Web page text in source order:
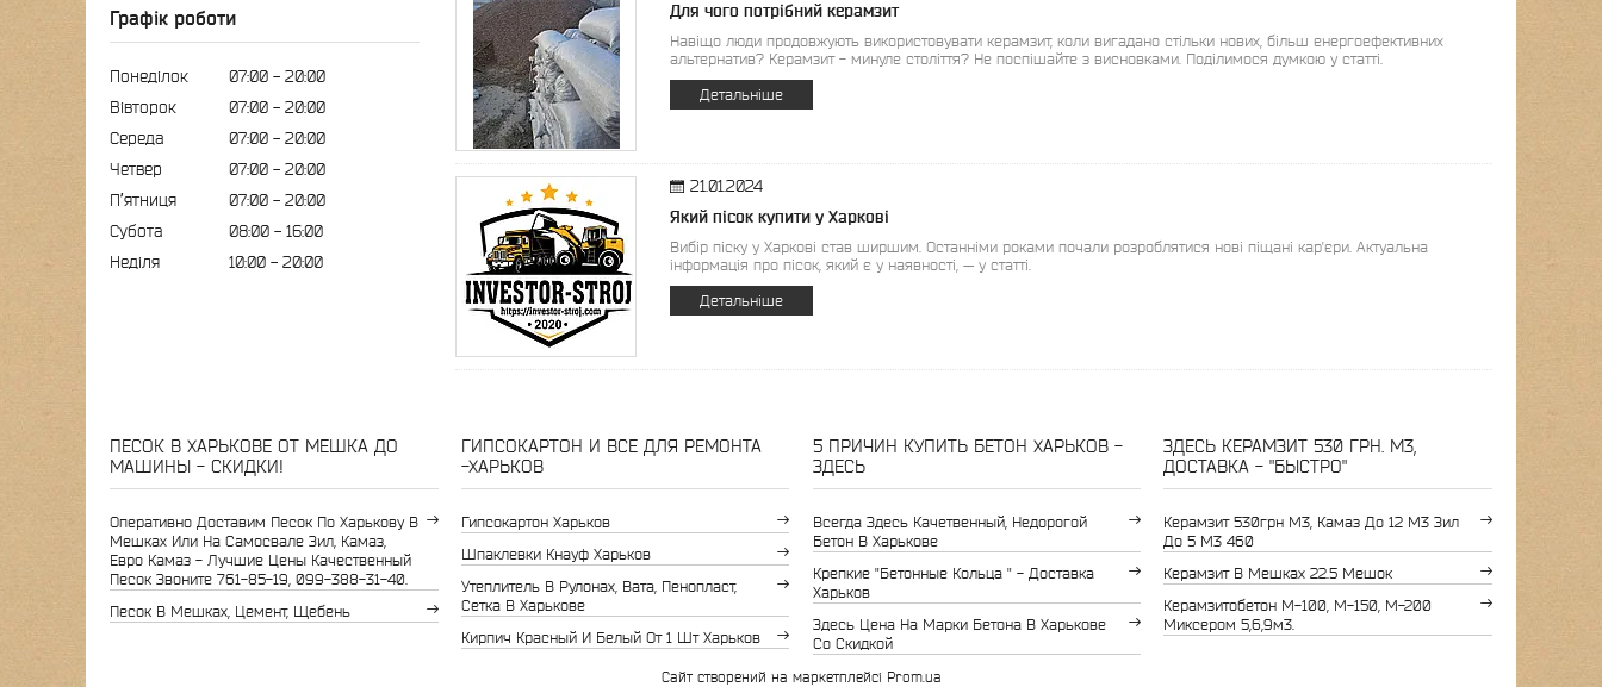
Для чого потрібний керамзит
Навіщо люди продовжують використовувати керамзит, коли вигадано стільки нових, більш енергоефективних
альтернатив? Керамзит - минуле століття? Не поспішайте з висновками. Поділимося думкою у статті.
Детальніше
21.01.2024
Який пісок купити у Харкові
Вибір піску у Харкові став ширшим. Останніми роками почали розроблятися нові піщані кар'єри. Актуальна
інформація про пісок, який є у наявності, — у статті.
Детальніше
Графік роботи
Понеділок 07:00
20:00
Вівторок
07:00
20:00
Середа
07:00
20:00
Четвер
07:00
20:00
Пʼятниця
07:00
20:00
Субота
08:00
16:00
Неділя
10:00 20:00
ПЕСОК В ХАРЬКОВЕ ОТ МЕШКА ДО
МАШИНЫ - СКИДКИ!
Оперативно Доставим Песок По Харькову В
Мешках Или На Самосвале Зил, Камаз,
Евро Камаз - Лучшие Цены Качественный
Песок Звоните 761-85-19, 099-388-31-40.
Песок В Мешках, Цемент, Щебень
ГИПСОКАРТОН И ВСЕ ДЛЯ РЕМОНТА
-ХАРЬКОВ
Гипсокартон Харьков
Шпаклевки Кнауф Харьков
Утеплитель В Рулонах, Вата, Пенопласт,
Сетка В Харькове
Кирпич Красный И Белый От 1 Шт Харьков
5 ПРИЧИН КУПИТЬ БЕТОН ХАРЬКОВ -
ЗДЕСЬ
Всегда Здесь Качетвенный, Недорогой
Бетон В Харькове
Крепкие "бетонные Кольца " - Доставка
Харьков
Здесь Цена На Марки Бетона В Харькове
Со Скидкой
ЗДЕСЬ КЕРАМЗИТ 530 ГРН. М3,
ДОСТАВКА - "БЫСТРО"
Керамзит 530грн М3, Камаз До 12 М3 Зил
До 5 М3 460
Керамзит В Мешках 22.5 Мешок
Керамзитобетон М-100, М-150, М-200
Миксером 5,6,9м3.
Сайт створений на маркетплейсі Prom.ua